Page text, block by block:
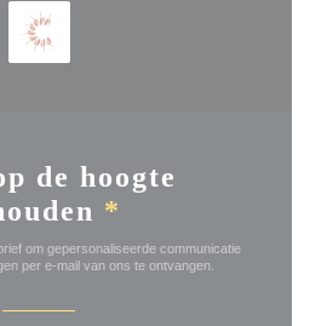
de hoogte
*
om gepersonaliseerde communicatie
per e-mail van ons te ontvangen.